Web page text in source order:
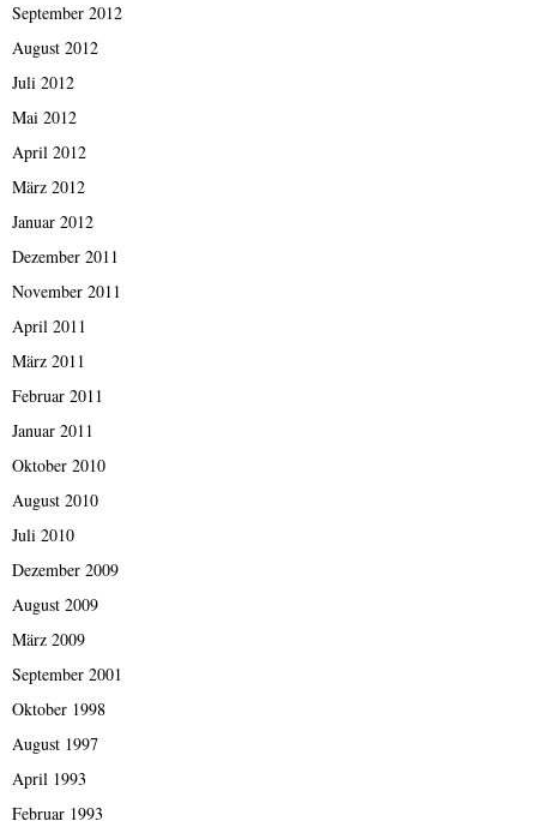
September 2012
August 2012
Juli 2012
Mai 2012
April 2012
März 2012
Januar 2012
Dezember 2011
November 2011
April 2011
März 2011
Februar 2011
Januar 2011
Oktober 2010
August 2010
Juli 2010
Dezember 2009
August 2009
März 2009
September 2001
Oktober 1998
August 1997
April 1993
Februar 1993